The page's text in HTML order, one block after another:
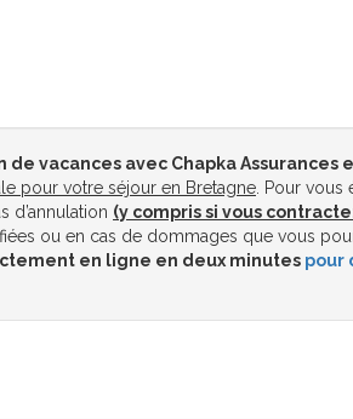
vacances avec Chapka Assurances
pour votre séjour en Bretagne . Pour vous
d’annulation (y compris si vous
ou en cas de dommages que vous
en ligne en deux minutes pour